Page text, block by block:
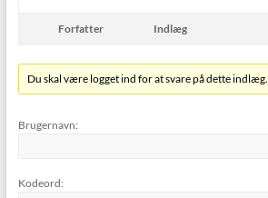
Forfatter Indlæg
Du skal være logget ind for at svare på dette indlæg.
Brugernavn:
Kodeord: